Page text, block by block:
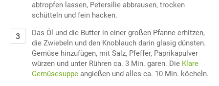
abtropfen lassen, Petersilie abbrausen, trocken
schütteln und fein hacken.
Das Öl und die Butter in einer großen Pfanne erhitzen,
die Zwiebeln und den Knoblauch darin glasig dünsten.
Gemüse hinzufügen, mit Salz, Pfeffer, Paprikapulver
würzen und unter Rühren ca. 3 Min. garen. Die Klare
Gemüsesuppe angießen und alles ca. 10 Min. köcheln.